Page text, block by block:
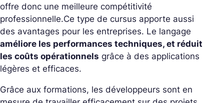
offre donc une meilleure compétitivité
professionnelle.Ce type de cursus apporte aussi
des avantages pour les entreprises. Le langage
améliore les performances techniques, et réduit
les coûts opérationnels grâce à des applications
légères et efficaces.
Grâce aux formations, les développeurs sont en